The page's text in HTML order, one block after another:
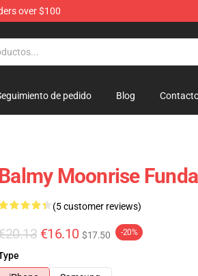
over $100
de pedido Blog
Balmy Moonrise
(5 customer reviews)
€16.10 $17.50 -20%